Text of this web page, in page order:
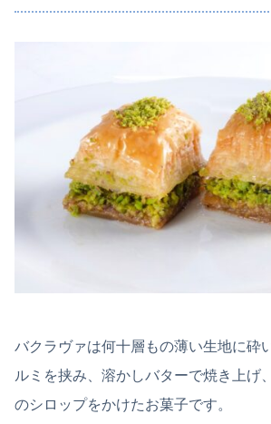
バクラヴァは何十層もの薄い生地に砕
ルミを挟み、溶かしバターで焼き上げ
のシロップをかけたお菓子です。